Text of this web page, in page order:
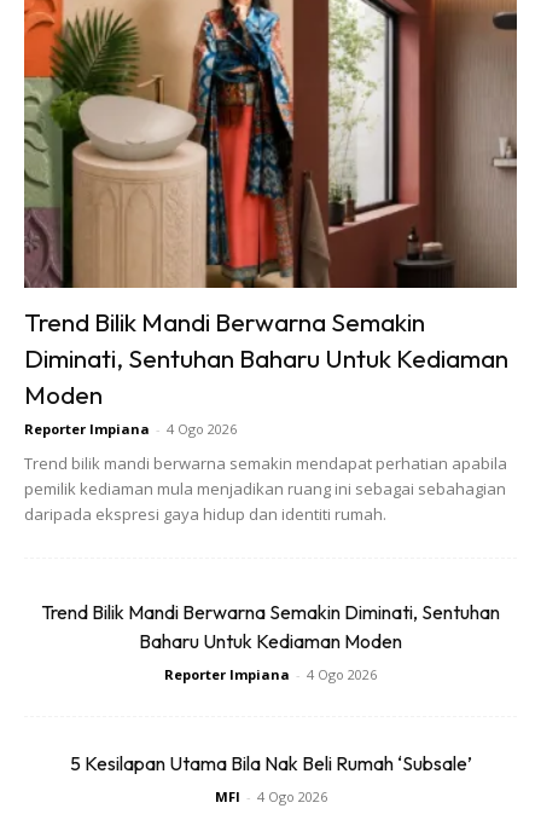
3. Celup kain basahkan semua dalam bancuhan gam
tersebut.
4. Kemudian, letak atas frame dan buat je bentuk apa-apa.
5. Dah siap design tunggu kain kering semalaman.
tak keras lagi, campurkan gam pada cat (jika cat terlalu
Trend Bilik Mandi Berwarna Semakin
Diminati, Sentuhan Baharu Untuk Kediaman
Moden
Reporter Impiana - 4 Ogo 2026
Trend bilik mandi berwarna semakin mendapat perhatian apabila
pemilik kediaman mula menjadikan ruang ini sebagai sebahagian
daripada ekspresi gaya hidup dan identiti rumah.
Trend Bilik Mandi Berwarna Semakin Diminati, Sentuhan
Baharu Untuk Kediaman Moden
Reporter Impiana - 4 Ogo 2026
5 Kesilapan Utama Bila Nak Beli Rumah ‘Subsale’
MFI - 4 Ogo 2026